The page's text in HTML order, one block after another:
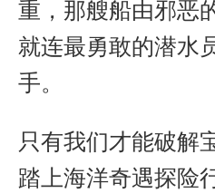
重，那艘船由邪恶
就连最勇敢的潜水
手。
只有我们才能破解
踏上海洋奇遇探险